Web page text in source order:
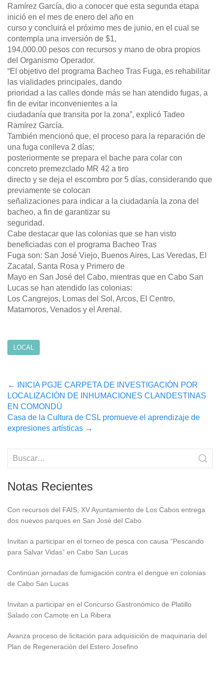
Ramírez García, dio a conocer que esta segunda etapa
inició en el mes de enero del año en
curso y concluirá el próximo mes de junio, en el cual se
contempla una inversión de $1,
194,000.00 pesos con recursos y mano de obra propios
del Organismo Operador.
“El objetivo del programa Bacheo Tras Fuga, es rehabilitar
las vialidades principales, dando
prioridad a las calles donde más se han atendido fugas, a
fin de evitar inconvenientes a la
ciudadanía que transita por la zona”, explicó Tadeo
Ramírez García.
También mencionó que, el proceso para la reparación de
una fuga conlleva 2 días;
posteriormente se prepara el bache para colar con
concreto premezclado MR 42 a tiro
directo y se deja el escombro por 5 días, considerando que
previamente se colocan
señalizaciones para indicar a la ciudadanía la zona del
bacheo, a fin de garantizar su
seguridad.
Cabe destacar que las colonias que se han visto
beneficiadas con el programa Bacheo Tras
Fuga son: San José Viejo, Buenos Aires, Las Veredas, El
Zacatal, Santa Rosa y Primero de
Mayo en San José del Cabo, mientras que en Cabo San
Lucas se han atendido las colonias:
Los Cangrejos, Lomas del Sol, Arcos, El Centro,
Matamoros, Venados y el Arenal.
LOCAL
Post
navigation
←
INICIA PGJE CARPETA DE INVESTIGACIÓN POR
LOCALIZACIÓN DE INHUMACIONES CLANDESTINAS
EN COMONDÚ
Casa de la Cultura de CSL promueve el aprendizaje de
expresiones artísticas →
Notas Recientes
Con recursos del FAIS, XV Ayuntamiento de Los Cabos entrega
dos nuevos parques en San José del Cabo
Invitan a participar en el torneo de pesca con causa “Pescando
para Salvar Vidas” en Cabo San Lucas
Continúan jornadas de fumigación contra el dengue en colonias
de Cabo San Lucas
Invitan a participar en el Concurso Gastronómico de Platillo
Salado con Camote en La Ribera
Avanza proceso de licitación para adquisición de maquinaria del
Plan de Regeneración del Estero Josefino